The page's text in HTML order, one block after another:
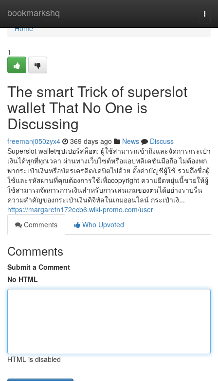
bookmarkshq
Home
Home
1
The smart Trick of superslot
wallet That No One is
Discussing
freemanj050zyx4 369 days ago News
Discuss
Superslot walletซุปเปอร์สล็อต: ผู้ใช้สามารถเข้าถึงและจัดการกระเป๋า
เงินได้ทุกที่ทุกเวลา ผ่านทางเว็บไซต์หรือแอปพลิเคชันมือถือ ไม่ต้องพก
พากระเป๋าเงินหรือบัตรเครดิต/เดบิตไปด้วย ตั้งค่าบัญชีผู้ใช้ รวมถึงชื่อผู้
ใช้และรหัสผ่านที่คุณต้องการใช้เพื่อcopyright ความยืดหยุ่นนี้ช่วยให้ผู้
ใช้สามารถจัดการการเงินสำหรับการเล่นเกมของตนได้อย่างราบรื่น
ความสำคัญของกระเป๋าเงินดิจิทัลในเกมออนไลน์ กระเป๋าเงิ...
https://margaretn172ecb6.wiki-promo.com/user
Comments
Who Upvoted
Comments
Submit a Comment
No HTML
HTML is disabled